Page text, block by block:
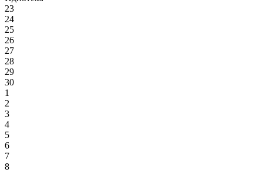
23
24
25
26
27
28
29
30
1
2
3
4
5
6
7
8